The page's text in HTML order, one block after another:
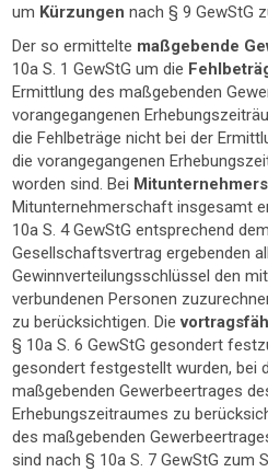
um Kürzungennach § 9 GewStG
Der so ermittelte maßgebende
10a S. 1 GewStG um die
Ermittlung des maßgebenden
vorangegangenen
die Fehlbeträge nicht bei der
die vorangegangenen
worden sind. Bei
Mitunternehmerschaft insgesamt
10a S. 4 GewStG entsprechend
Gesellschaftsvertrag ergebenden
Gewinnverteilungsschlüssel den
verbundenen Personen
zu berücksichtigen. Die
§ 10a S. 6 GewStG gesondert
gesondert festgestellt wurden, bei
maßgebenden Gewerbeertrages
Erhebungszeitraumes zu
des maßgebenden
sind nach § 10a S. 7 GewStG zum